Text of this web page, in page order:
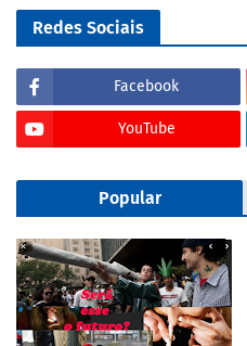
Redes Sociais
Facebook
YouTube
Popular